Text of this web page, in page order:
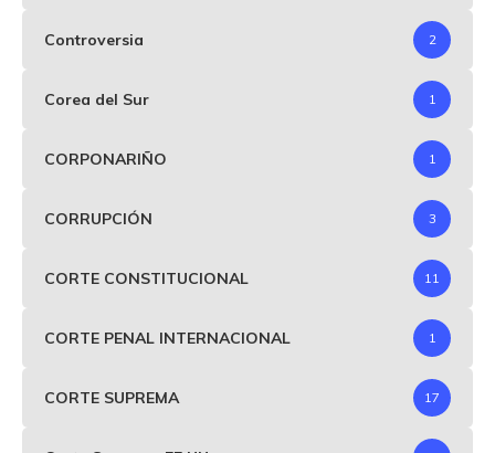
Controversia 2
Corea del Sur 1
CORPONARIÑO 1
CORRUPCIÓN 3
CORTE CONSTITUCIONAL 11
CORTE PENAL INTERNACIONAL 1
CORTE SUPREMA 17